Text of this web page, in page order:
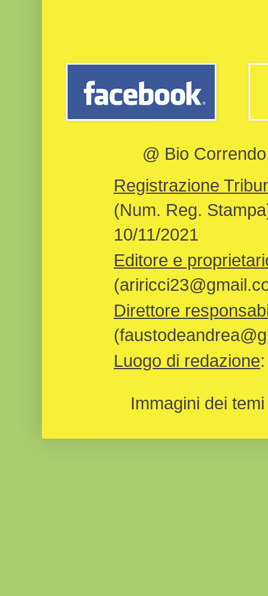
@ Bio
Registrazione
(Num. Reg.
10/11/2021
Editore e
Direttore
Luogo di redazione
Immagini dei